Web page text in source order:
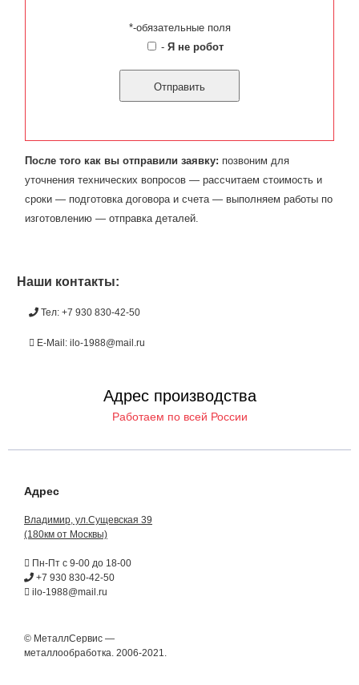
*-обязательные поля
- Я не робот
После того как вы отправили заявку: позвоним для
уточнения технических вопросов — рассчитаем стоимость и
сроки — подготовка договора и счета — выполняем работы по
изготовлению — отправка деталей.
Наши контакты:
Тел: +7 930 830-42-50
E-Mail: ilo-1988@mail.ru
Адрес производства
Работаем по всей России
Адрес
Владимир, ул.Сущевская 39
(180км от Москвы)
Пн-Пт с 9-00 до 18-00
+7 930 830-42-50
ilo-1988@mail.ru
© МеталлСервис —
металлообработка. 2006-2021.